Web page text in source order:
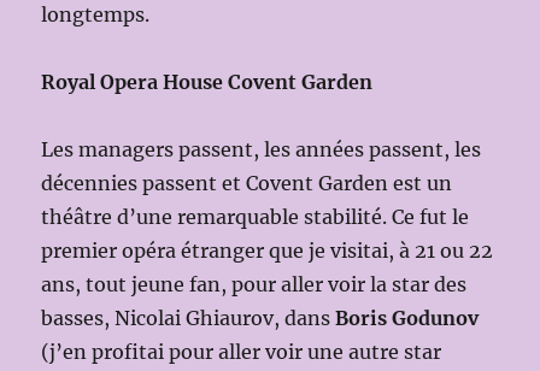
longtemps.
Royal Opera House Covent Garden
Les managers passent, les années passent, les
décennies passent et Covent Garden est un
théâtre d’une remarquable stabilité. Ce fut le
premier opéra étranger que je visitai, à 21 ou 22
ans, tout jeune fan, pour aller voir la star des
basses, Nicolai Ghiaurov, dansBoris Godunov
(j’en profitai pour aller voir une autre star